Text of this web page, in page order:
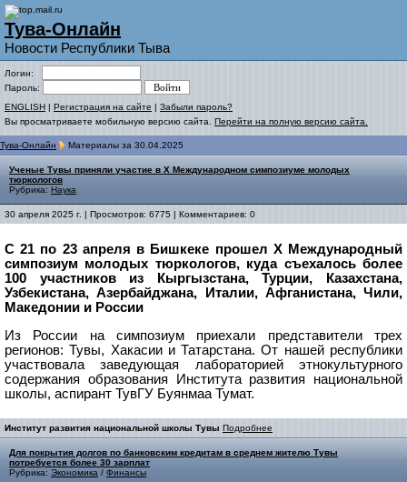
Тува-Онлайн
Новости Республики Тыва
Логин:
Пароль:
ENGLISH | Регистрация на сайте | Забыли пароль?
Вы просматриваете мобильную версию сайта. Перейти на полную версию сайта.
Тува-Онлайн Материалы за 30.04.2025
Ученые Тувы приняли участие в X Международном симпозиуме молодых
тюркологов
Рубрика: Наука
30 апреля 2025 г. | Просмотров: 6775 | Комментариев: 0
С 21 по 23 апреля в Бишкеке прошел X Международный
симпозиум молодых тюркологов, куда съехалось более
100 участников из Кыргызстана, Турции, Казахстана,
Узбекистана, Азербайджана, Италии, Афганистана, Чили,
Македонии и России
Из России на симпозиум приехали представители трех
регионов: Тувы, Хакасии и Татарстана. От нашей республики
участвовала заведующая лабораторией этнокультурного
содержания образования Института развития национальной
школы, аспирант ТувГУ Буянмаа Тумат.
Институт развития национальной школы Тувы Подробнее
Для покрытия долгов по банковским кредитам в среднем жителю Тувы
потребуется более 30 зарплат
Рубрика: Экономика / Финансы